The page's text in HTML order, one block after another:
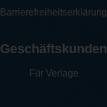
Barrierefreiheitserklärung
Geschäftskunden
Für Verlage